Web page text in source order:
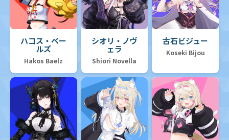
ハコス・ベー
ルズ
Hakos Baelz
シオリ・ノヴ
ェラ
Shiori Novella
古石ビジュー
Koseki Bijou